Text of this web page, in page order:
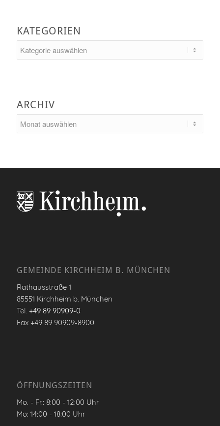
KATEGORIEN
ARCHIV
GEMEINDE KIRCHHEIM B. MÜNCHEN
Rathausstraße 1
85551 Kirchheim b. München
Tel. +49 89 90909-0
Fax +49 89 90909-8900
ÖFFNUNGSZEITEN
Mo. - Fr.: 8:00 - 12:00 Uhr
Mo: 14:00 - 18:00 Uhr